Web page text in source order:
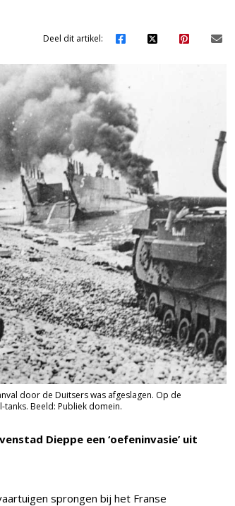
Deel dit artikel:
door de Duitsers was afgeslagen. Op de
Beeld: Publiek domein.
Dieppe een ‘oefeninvasie’ uit
sprongen bij het Franse